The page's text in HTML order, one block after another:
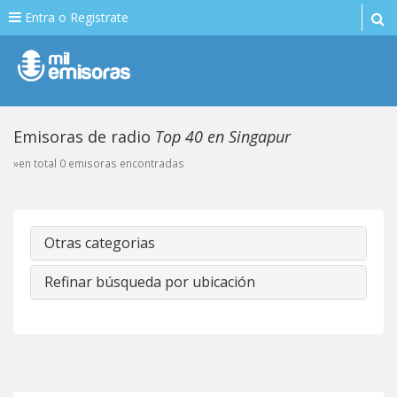
Entra o Registrate
Emisoras de radio Top 40 en Singapur
»en total 0 emisoras encontradas
Otras categorias
Refinar búsqueda por ubicación